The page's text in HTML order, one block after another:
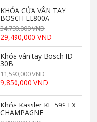
KHÓA CỬA VÂN TAY
BOSCH EL800A
34,790,000 VND
29,490,000 VND
Khóa vân tay Bosch ID-
30B
11,590,000 VND
9,850,000 VND
Khóa Kassler KL-599 LX
CHAMPAGNE